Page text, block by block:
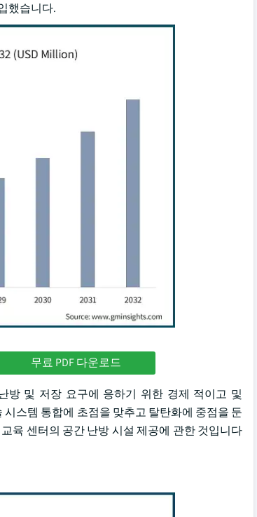
했습니다.
무료 PDF 다운로드
방 및 저장 요구에 응하기 위한 경제 적이고 및
스템 통합에 초점을 맞추고 탈탄화에 중점을 둔
육 센터의 공간 난방 시설 제공에 관한 것입니다